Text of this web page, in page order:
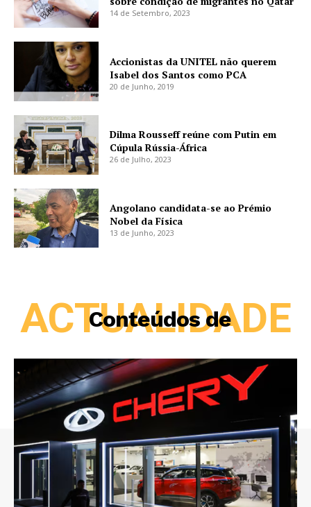
14 de Setembro, 2023
Accionistas da UNITEL não querem
Isabel dos Santos como PCA
20 de Junho, 2019
Dilma Rousseff reúne com Putin em
Cúpula Rússia-África
26 de Julho, 2023
Angolano candidata-se ao Prémio
Nobel da Física
13 de Junho, 2023
Conteúdos de
ACTUALIDADE